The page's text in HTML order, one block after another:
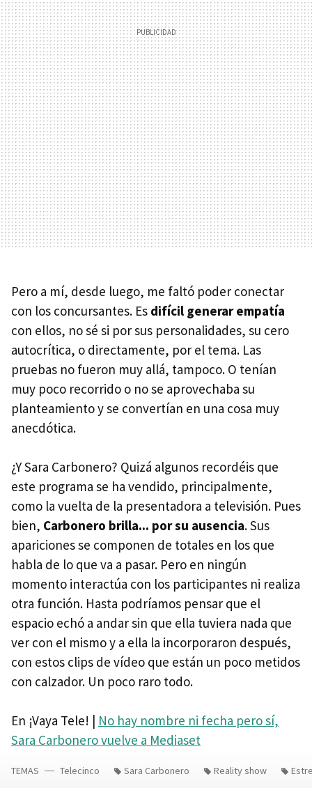
Pero a mí, desde luego, me faltó poder conectar
con los concursantes. Es difícil generar empatía
con ellos, no sé si por sus personalidades, su cero
autocrítica, o directamente, por el tema. Las
pruebas no fueron muy allá, tampoco. O tenían
muy poco recorrido o no se aprovechaba su
planteamiento y se convertían en una cosa muy
anecdótica.
¿Y Sara Carbonero? Quizá algunos recordéis que
este programa se ha vendido, principalmente,
como la vuelta de la presentadora a televisión. Pues
bien, Carbonero brilla... por su ausencia. Sus
apariciones se componen de totales en los que
habla de lo que va a pasar. Pero en ningún
momento interactúa con los participantes ni realiza
otra función. Hasta podríamos pensar que el
espacio echó a andar sin que ella tuviera nada que
ver con el mismo y a ella la incorporaron después,
con estos clips de vídeo que están un poco metidos
con calzador. Un poco raro todo.
En ¡Vaya Tele! | No hay nombre ni fecha pero sí,
Sara Carbonero vuelve a Mediaset
TEMAS Telecinco Sara Carbonero Reality show